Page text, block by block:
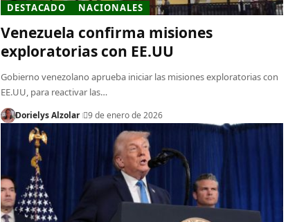
DESTACADO NACIONALES
Venezuela confirma misiones
exploratorias con EE.UU
Gobierno venezolano aprueba iniciar las misiones exploratorias con
EE.UU, para reactivar las…
Dorielys Alzolar 9 de enero de 2026